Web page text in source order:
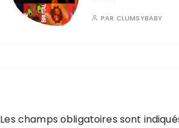
PAR CLUMSYBABY
Les champs obligatoires sont